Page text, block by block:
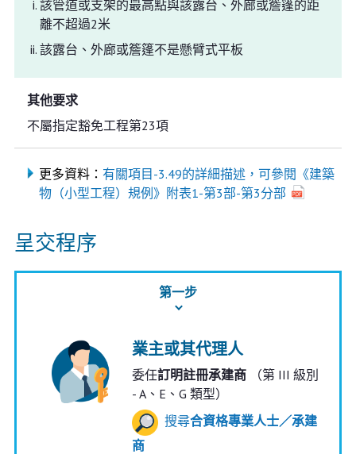
該管道或支架的最高點與該露台、外廊或簷篷的距
離不超過2米
該露台、外廊或簷篷不是懸臂式平板
其他要求
不屬指定豁免工程第23項
更多資料： 有關項目-3.49的詳細描述，可參閱《建築
物（小型工程）規例》附表1-第3部-第3分部
呈交程序
第一步
業主或其代理人
委任訂明註冊承建商（第 III 級別
- A、E、G 類型）
搜尋合資格專業人士／承建
商